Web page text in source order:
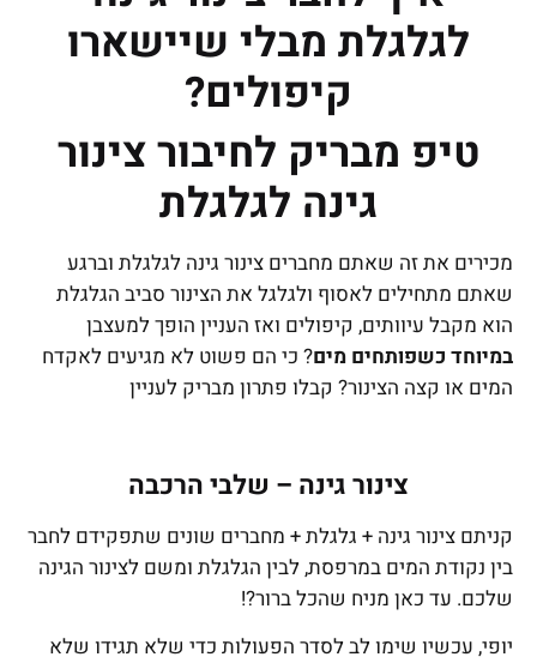
לגלגלת מבלי שיישארו
קיפולים?
טיפ מבריק לחיבור צינור
גינה לגלגלת
מכירים את זה שאתם מחברים צינור גינה לגלגלת וברגע
שאתם מתחילים לאסוף ולגלגל את הצינור סביב הגלגלת
הוא מקבל עיוותים, קיפולים ואז העניין הופך למעצבן
במיוחד כשפותחים מים? כי הם פשוט לא מגיעים לאקדח
המים או קצה הצינור? קבלו פתרון מבריק לעניין
צינור גינה – שלבי הרכבה
קניתם צינור גינה + גלגלת + מחברים שונים שתפקידם לחבר
בין נקודת המים במרפסת, לבין הגלגלת ומשם לצינור הגינה
שלכם. עד כאן מניח שהכל ברור?!
יופי, עכשיו שימו לב לסדר הפעולות כדי שלא תגידו שלא